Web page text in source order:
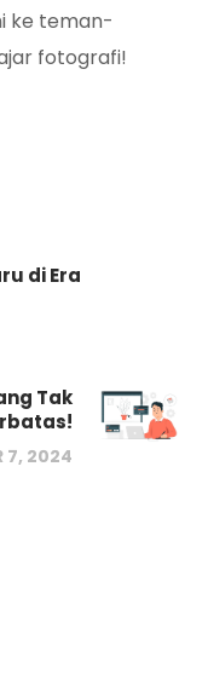
ke teman-
fotografi!
di Era
Tak
7, 2024